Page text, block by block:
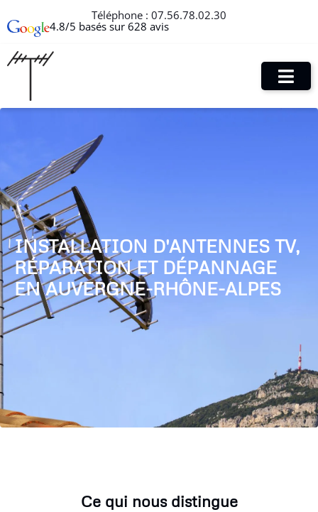
Téléphone : 07.56.78.02.30
4.8/5 basés sur 628 avis
INSTALLATION D'ANTENNES TV,
RÉPARATION ET DÉPANNAGE
EN AUVERGNE-RHÔNE-ALPES
Ce qui nous distingue